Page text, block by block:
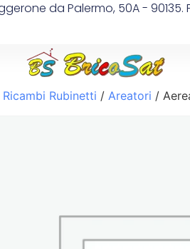
da Palermo, 50A - 90135.
Ricambi Rubinetti / Areatori /